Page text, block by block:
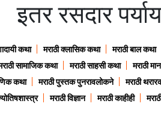
इतर रसदार पर्याय
कथा मराठी क्लासिक कथा मराठी बाल कथा
सामाजिक कथा मराठी साहसी कथा मराठी
कथा मराठी पुस्तक पुनरावलोकने मराठी
मराठी विज्ञान मराठी काहीही